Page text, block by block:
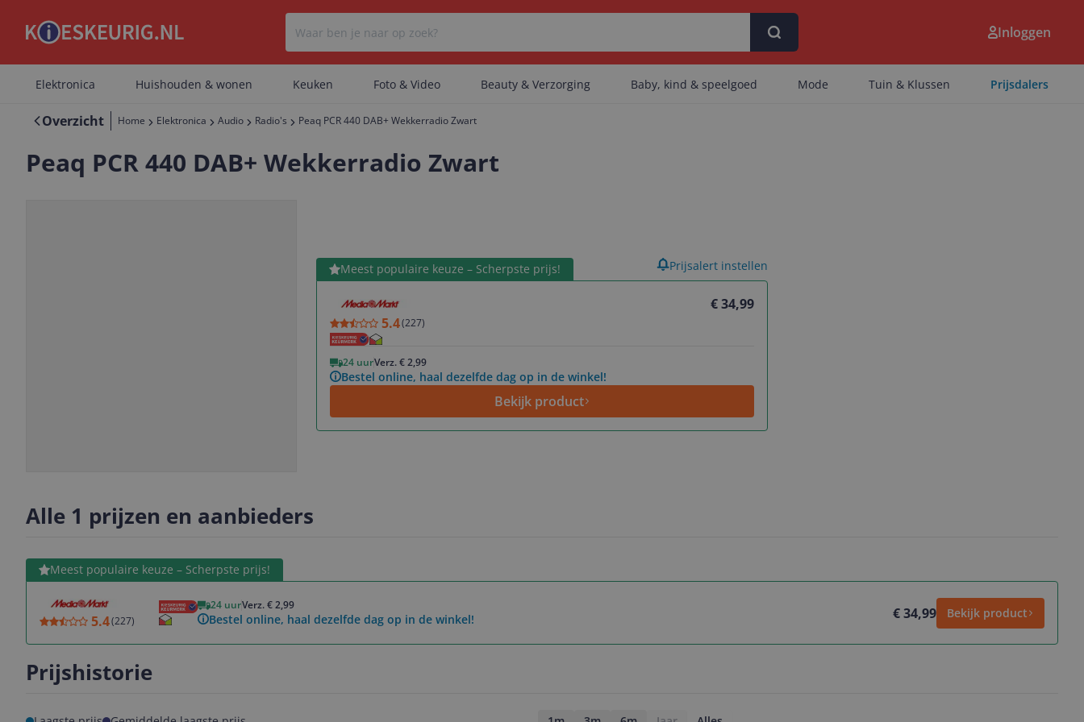
Er zijn geen artikelen gevonden.
Inloggen
Elektronica Huishouden & wonen Keuken Foto & Video Beauty & Verzorging Baby, kind & speelgoed Mode Tuin & Klussen Prijsdalers
Overzicht Home Elektronica Audio Radio's Peaq PCR 440 DAB+ Wekkerradio Zwart
Peaq PCR 440 DAB+ Wekkerradio Zwart
Meest populaire keuze – Scherpste prijs!
€ 34,99
5.4(227)
24 uurVerz. € 2,99
Bestel online, haal dezelfde dag op in de winkel!
Bekijk product
Bekijk product Prijsalert instellen
Alle 1 prijzen en aanbieders
Meest populaire keuze – Scherpste prijs!
5.4(227)
24 uurVerz. € 2,99
Bestel online, haal dezelfde dag op in de winkel! € 34,99 Bekijk product
Bekijk product
Prijshistorie